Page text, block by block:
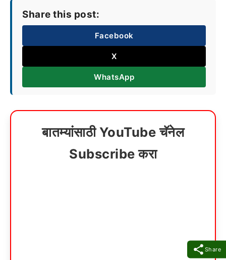
Share
Share this post:
Facebook
X
WhatsApp
बातम्यांसाठी YouTube चॅनेल
Subscribe करा